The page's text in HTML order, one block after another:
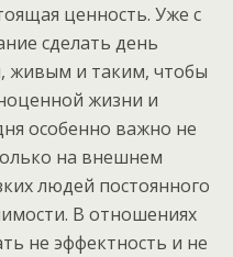
ценность. Уже с
сделать день
живым и таким, чтобы
жизни и
особенно важно не
на внешнем
людей постоянного
В отношениях
не эффектность и не